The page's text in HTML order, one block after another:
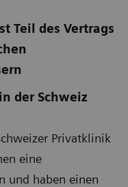
Teil des Vertrags
der Schweiz
Privatklinik
eine
und haben einen